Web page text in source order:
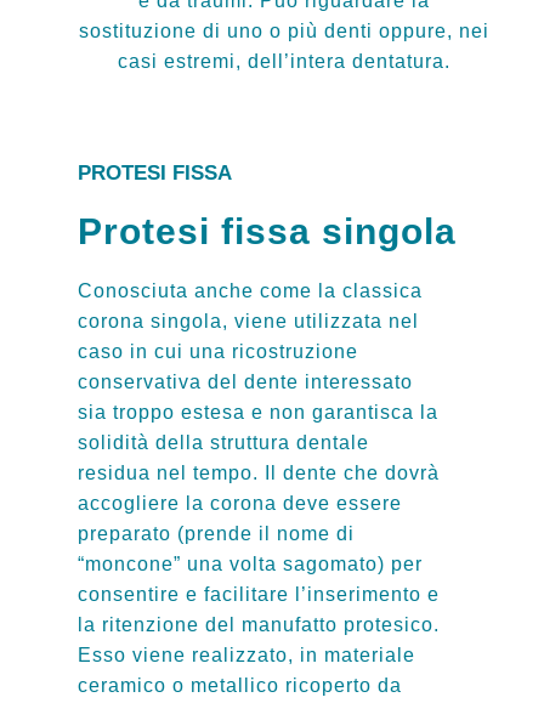
sostituzione di uno o più denti oppure, nei
casi estremi, dell’intera dentatura.
PROTESI FISSA
Protesi fissa singola
Conosciuta anche come la classica
corona singola, viene utilizzata nel
caso in cui una ricostruzione
conservativa del dente interessato
sia troppo estesa e non garantisca la
solidità della struttura dentale
residua nel tempo. Il dente che dovrà
accogliere la corona deve essere
preparato (prende il nome di
“moncone” una volta sagomato) per
consentire e facilitare l’inserimento e
la ritenzione del manufatto protesico.
Esso viene realizzato, in materiale
ceramico o metallico ricoperto da